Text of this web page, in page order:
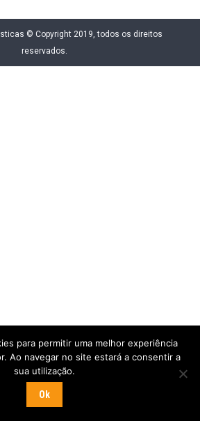
© Copyright 2019, todos os direitos
reservados.
para permitir uma melhor experiência
Ao navegar no site estará a consentir a
sua utilização.
Ok